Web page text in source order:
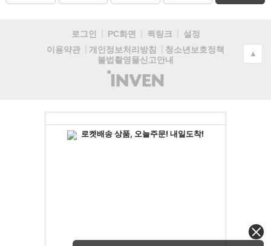
로그인 PC화면 퀵링크
설정
이용약관
개인정보처리방침
청소년보호정책
불법촬영물신고안내
(주)
인
▲